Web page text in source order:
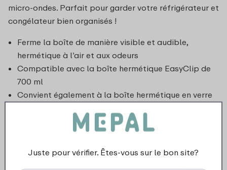
micro-ondes. Parfait pour garder votre réfrigérateur et
congélateur bien organisés !
Ferme la boîte de manière visible et audible,
hermétique à l’air et aux odeurs
Compatible avec la boîte hermétique EasyClip de
700 ml
Convient également à la boîte hermétique en verre
Juste pour vérifier. Êtes-vous sur le bon site?